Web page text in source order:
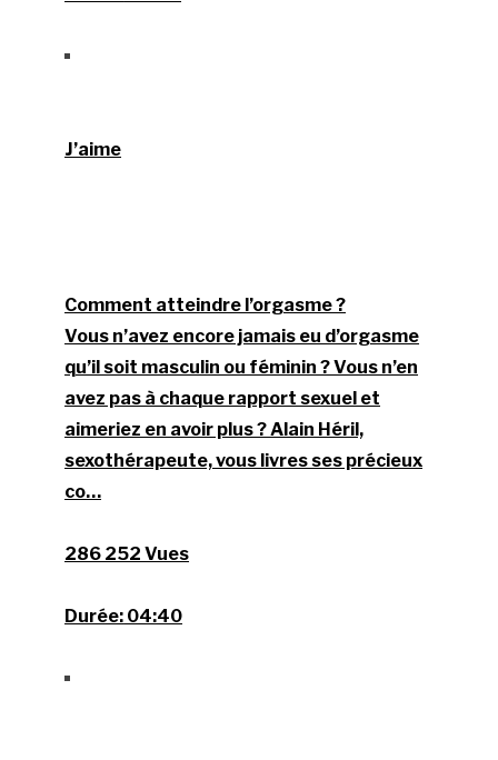
J’aime
Comment atteindre l’orgasme ?
Vous n’avez encore jamais eu d’orgasme
qu’il soit masculin ou féminin ? Vous n’en
avez pas à chaque rapport sexuel et
aimeriez en avoir plus ? Alain Héril,
sexothérapeute, vous livres ses précieux
co…
286 252 Vues
Durée: 04:40